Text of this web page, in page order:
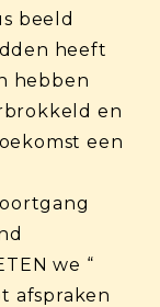
beeld
heeft
hebben
en
een
we “
afspraken